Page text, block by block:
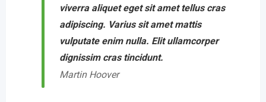
viverra aliquet eget sit amet tellus cras
adipiscing. Varius sit amet mattis
vulputate enim nulla. Elit ullamcorper
dignissim cras tincidunt.
Martin Hoover